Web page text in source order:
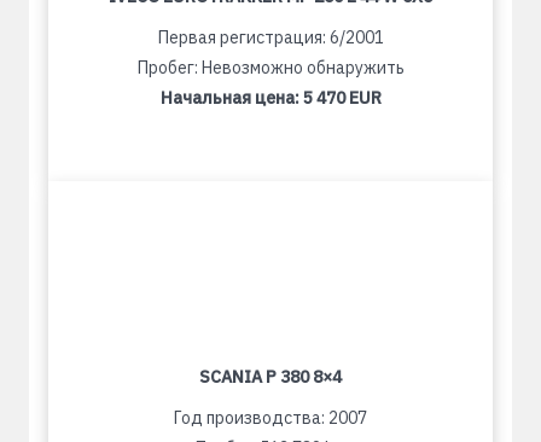
Первая регистрация: 6/2001
Пробег: Невозможно обнаружить
Начальная цена:5 470 EUR
SCANIA P 380 8×4
Год производства: 2007